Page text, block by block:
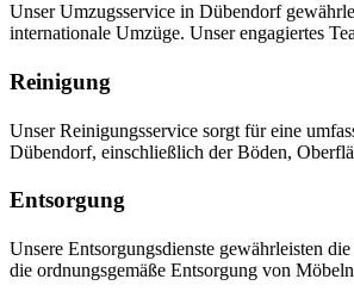
Unser Umzugsservice in Dübendorf
internationale Umzüge. Unser engagiertes
Reinigung
Unser Reinigungsservice sorgt für eine
Dübendorf, einschließlich der Böden,
Entsorgung
Unsere Entsorgungsdienste gewährleisten
die ordnungsgemäße Entsorgung von